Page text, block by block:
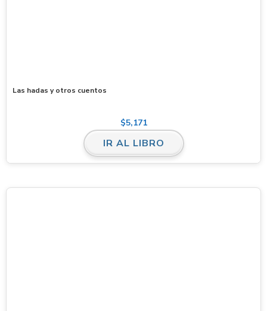
Las hadas y otros cuentos
$5,171
IR AL LIBRO